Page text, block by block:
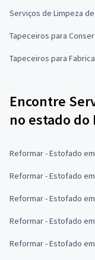
Serviços de Limpeza
Tapeceiros para
Tapeceiros para
Encontre
no estado do
Reformar - Estofado
Reformar - Estofado
Reformar - Estofado
Reformar - Estofado
Reformar - Estofado